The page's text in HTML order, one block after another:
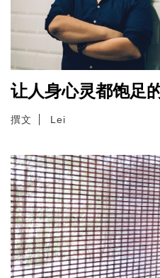
让人身心灵都饱足
撰文 Lei